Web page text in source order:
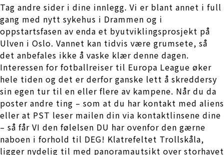
Tag andre sider i dine innlegg. Vi er blant annet i full
gang med nytt sykehus i Drammen og i
oppstartsfasen av enda et byutviklingsprosjekt på
Ulven i Oslo. Vannet kan tidvis være grumsete, så
det anbefales ikke å vaske klær denne dagen.
Interessen for fotballreiser til Europa League øker
hele tiden og det er derfor ganske lett å skreddersy
sin egen tur til en eller flere av kampene. Når du da
poster andre ting – som at du har kontakt med aliens
eller at PST leser mailen din via kontaktlinsene dine
– så får VI den følelsen DU har ovenfor den gærne
naboen i forhold til DEG! Klatrefeltet Trollskåla,
ligger nydelig til med panoramautsikt over storhavet